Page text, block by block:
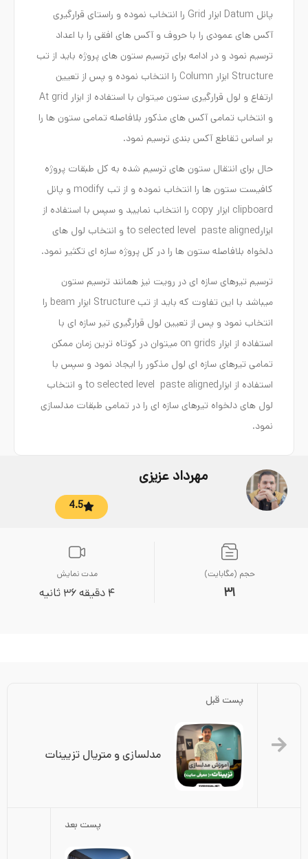
پانل Datum ابزار Grid را انتخاب نموده و راستای قرارگیری
آکس های عمودی را با حروف و آکس های افقی را با اعداد
ترسیم نمود و در ادامه برای ترسیم ستون های پروژه باید از تب
Structure ابزار Column را انتخاب نموده و پس از تعیین
ارتفاع و لول قرارگیری ستون میتوان با استفاده از ابزار At grid
و انتخاب تمامی آکس های مذکور بلافاصله تمامی ستون ها را
بر اساس تقاطع آکس بندی ترسیم نمود.
حال برای انتقال ستون های ترسیم شده به کل طبقات پروژه
کافیست ستون ها را انتخاب نموده و از تب modify و پانل
clipboard ابزار copy را انتخاب نمایید و سپس با استفاده از
ابزارto selected level paste aligned و انتخاب لول های
دلخواه بلافاصله ستون ها را در کل پروژه سازه ای تکثیر نمود.
ترسیم تیرهای سازه ای در رویت نیز همانند ترسیم ستون
میباشد با این تفاوت که باید از تب Structure ابزار beam را
انتخاب نمود و پس از تعیین لول قرارگیری تیر سازه ای با
استفاده از ابزار on grids میتوان در کوتاه ترین زمان ممکن
تمامی تیرهای سازه ای لول مذکور را ایجاد نمود و سپس با
استفاده از ابزارto selected level paste aligned و انتخاب
لول های دلخواه تیرهای سازه ای را در تمامی طبقات مدلسازی
نمود.
مهرداد عزیزی
4.5
حجم (مگابایت)
31
مدت نمایش
4 دقیقه 36 ثانیه
پست قبل
مدلسازی و متریال تزیینات
پست بعد